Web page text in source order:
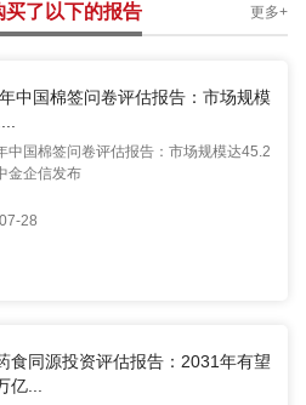
买了以下的报告 更多+
中国棉签问卷评估报告：市场规模
中国棉签问卷评估报告：市场规模达45.2
金企信发布
28
食同源投资评估报告：2031年有望
亿...